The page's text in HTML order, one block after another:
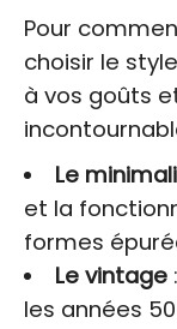
Pour
choisir le
à vos goûts
Le
et la
formes
Le vintage
les années